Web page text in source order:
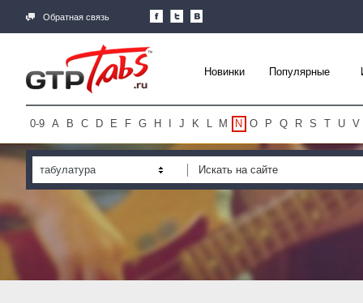
Обратная связь
Новинки Популярные
0-9 A B C D E F G H J K L M N O P Q R S T U V
табулатура